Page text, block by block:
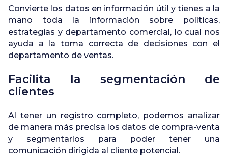
Convierte los datos en información útil y tienes a la
mano toda la información sobre políticas,
estrategias y departamento comercial, lo cual nos
ayuda a la toma correcta de decisiones con el
departamento de ventas.
Facilita la segmentación de
clientes
Al tener un registro completo, podemos analizar
de manera más precisa los datos de compra-venta
y segmentarlos para poder tener una
comunicación dirigida al cliente potencial.